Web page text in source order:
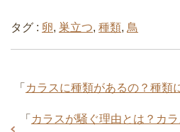
タグ : 卵, 巣立つ, 種類, 鳥
「 カラスに種類があるの？種類
「 カラスが騒ぐ理由とは？カ